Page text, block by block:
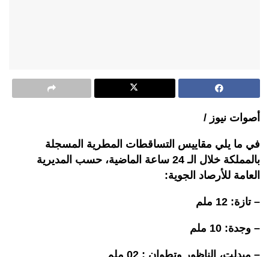
أصوات نيوز /
في ما يلي مقاييس التساقطات المطرية المسجلة
بالمملكة خلال الـ 24 ساعة الماضية، حسب المديرية
العامة للأرصاد الجوية:
– تازة: 12 ملم
– وجدة: 10 ملم